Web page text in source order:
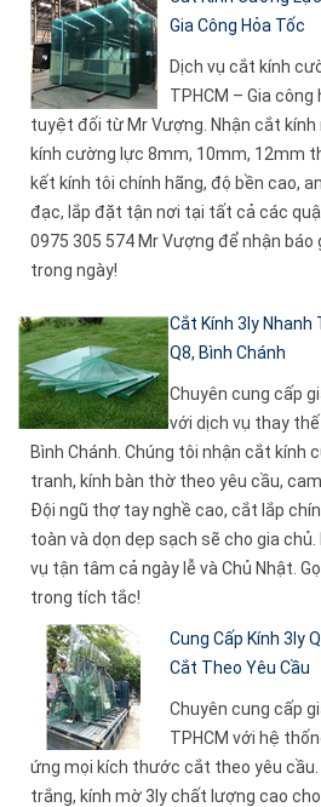
Gia Công Hỏa Tốc
Dịch vụ cắt kính
TPHCM – Gia
tuyệt đối từ Mr Vượng. Nhận cắt kính
kính cường lực 8mm, 10mm, 12mm
kết kính tôi chính hãng, độ bền cao,
đạc, lắp đặt tận nơi tại tất cả các
0975 305 574 Mr Vượng để nhận báo
trong ngày!
Cắt Kính 3ly Nhanh
Q8, Bình Chánh
Chuyên cung cấp
với dịch vụ thay
Bình Chánh. Chúng tôi nhận cắt kính
tranh, kính bàn thờ theo yêu cầu,
Đội ngũ thợ tay nghề cao, cắt lắp
toàn và dọn dẹp sạch sẽ cho gia
vụ tận tâm cả ngày lễ và Chủ Nhật.
trong tích tắc!
Cung Cấp Kính 3ly
Cắt Theo Yêu Cầu
Chuyên cung cấp
TPHCM với hệ
ứng mọi kích thước cắt theo yêu cầu.
trắng, kính mờ 3ly chất lượng cao